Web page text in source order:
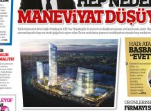
Başkan Sekmen’den
bir vizyon proje daha!
02 Ağustos 2026 Pazar
Kadir SABUNCUOĞLU
Erzurumspor’un köşe
29 Haziran 2026 Pazartesi